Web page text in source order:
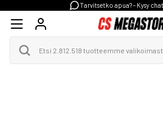
Tarvitsetko apua? - Kysy